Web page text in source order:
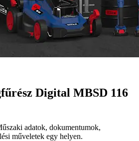
Digital MBSD 116
adatok, dokumentumok,
műveletek egy helyen.